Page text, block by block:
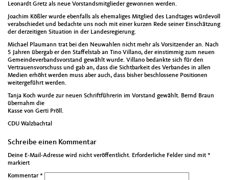
Leonardt Gretz als neue Vorstandsmitglieder gewonnen werden.
Joachim Kößler wurde ebenfalls als ehemaliges Mitglied des Landtages würdevoll
verabschiedet und bedachte uns noch mit einer kurzen Rede seiner Einschätzung
der derzeitigen Situation in der Landesregierung.
Michael Plaumann trat bei den Neuwahlen nicht mehr als Vorsitzender an. Nach
5 Jahren übergab er den Staffelstab an Tino Villano, der einstimmig zum neuen
Gemeindeverbandsvorstand gewählt wurde. Villano bedankte sich für den
Vertrauensvorschuss und gab an, dass die Sichtbarkeit des Verbandes in allen
Medien erhöht werden muss aber auch, dass bisher beschlossene Positionen
weitergeführt werden.
Tanja Koch wurde zur neuen Schriftführerin im Vorstand gewählt. Bernd Braun
übernahm die
Kasse von Gerti Pröll.
CDU Walzbachtal
Schreibe einen Kommentar
Deine E-Mail-Adresse wird nicht veröffentlicht. Erforderliche Felder sind mit *
markiert
Kommentar*